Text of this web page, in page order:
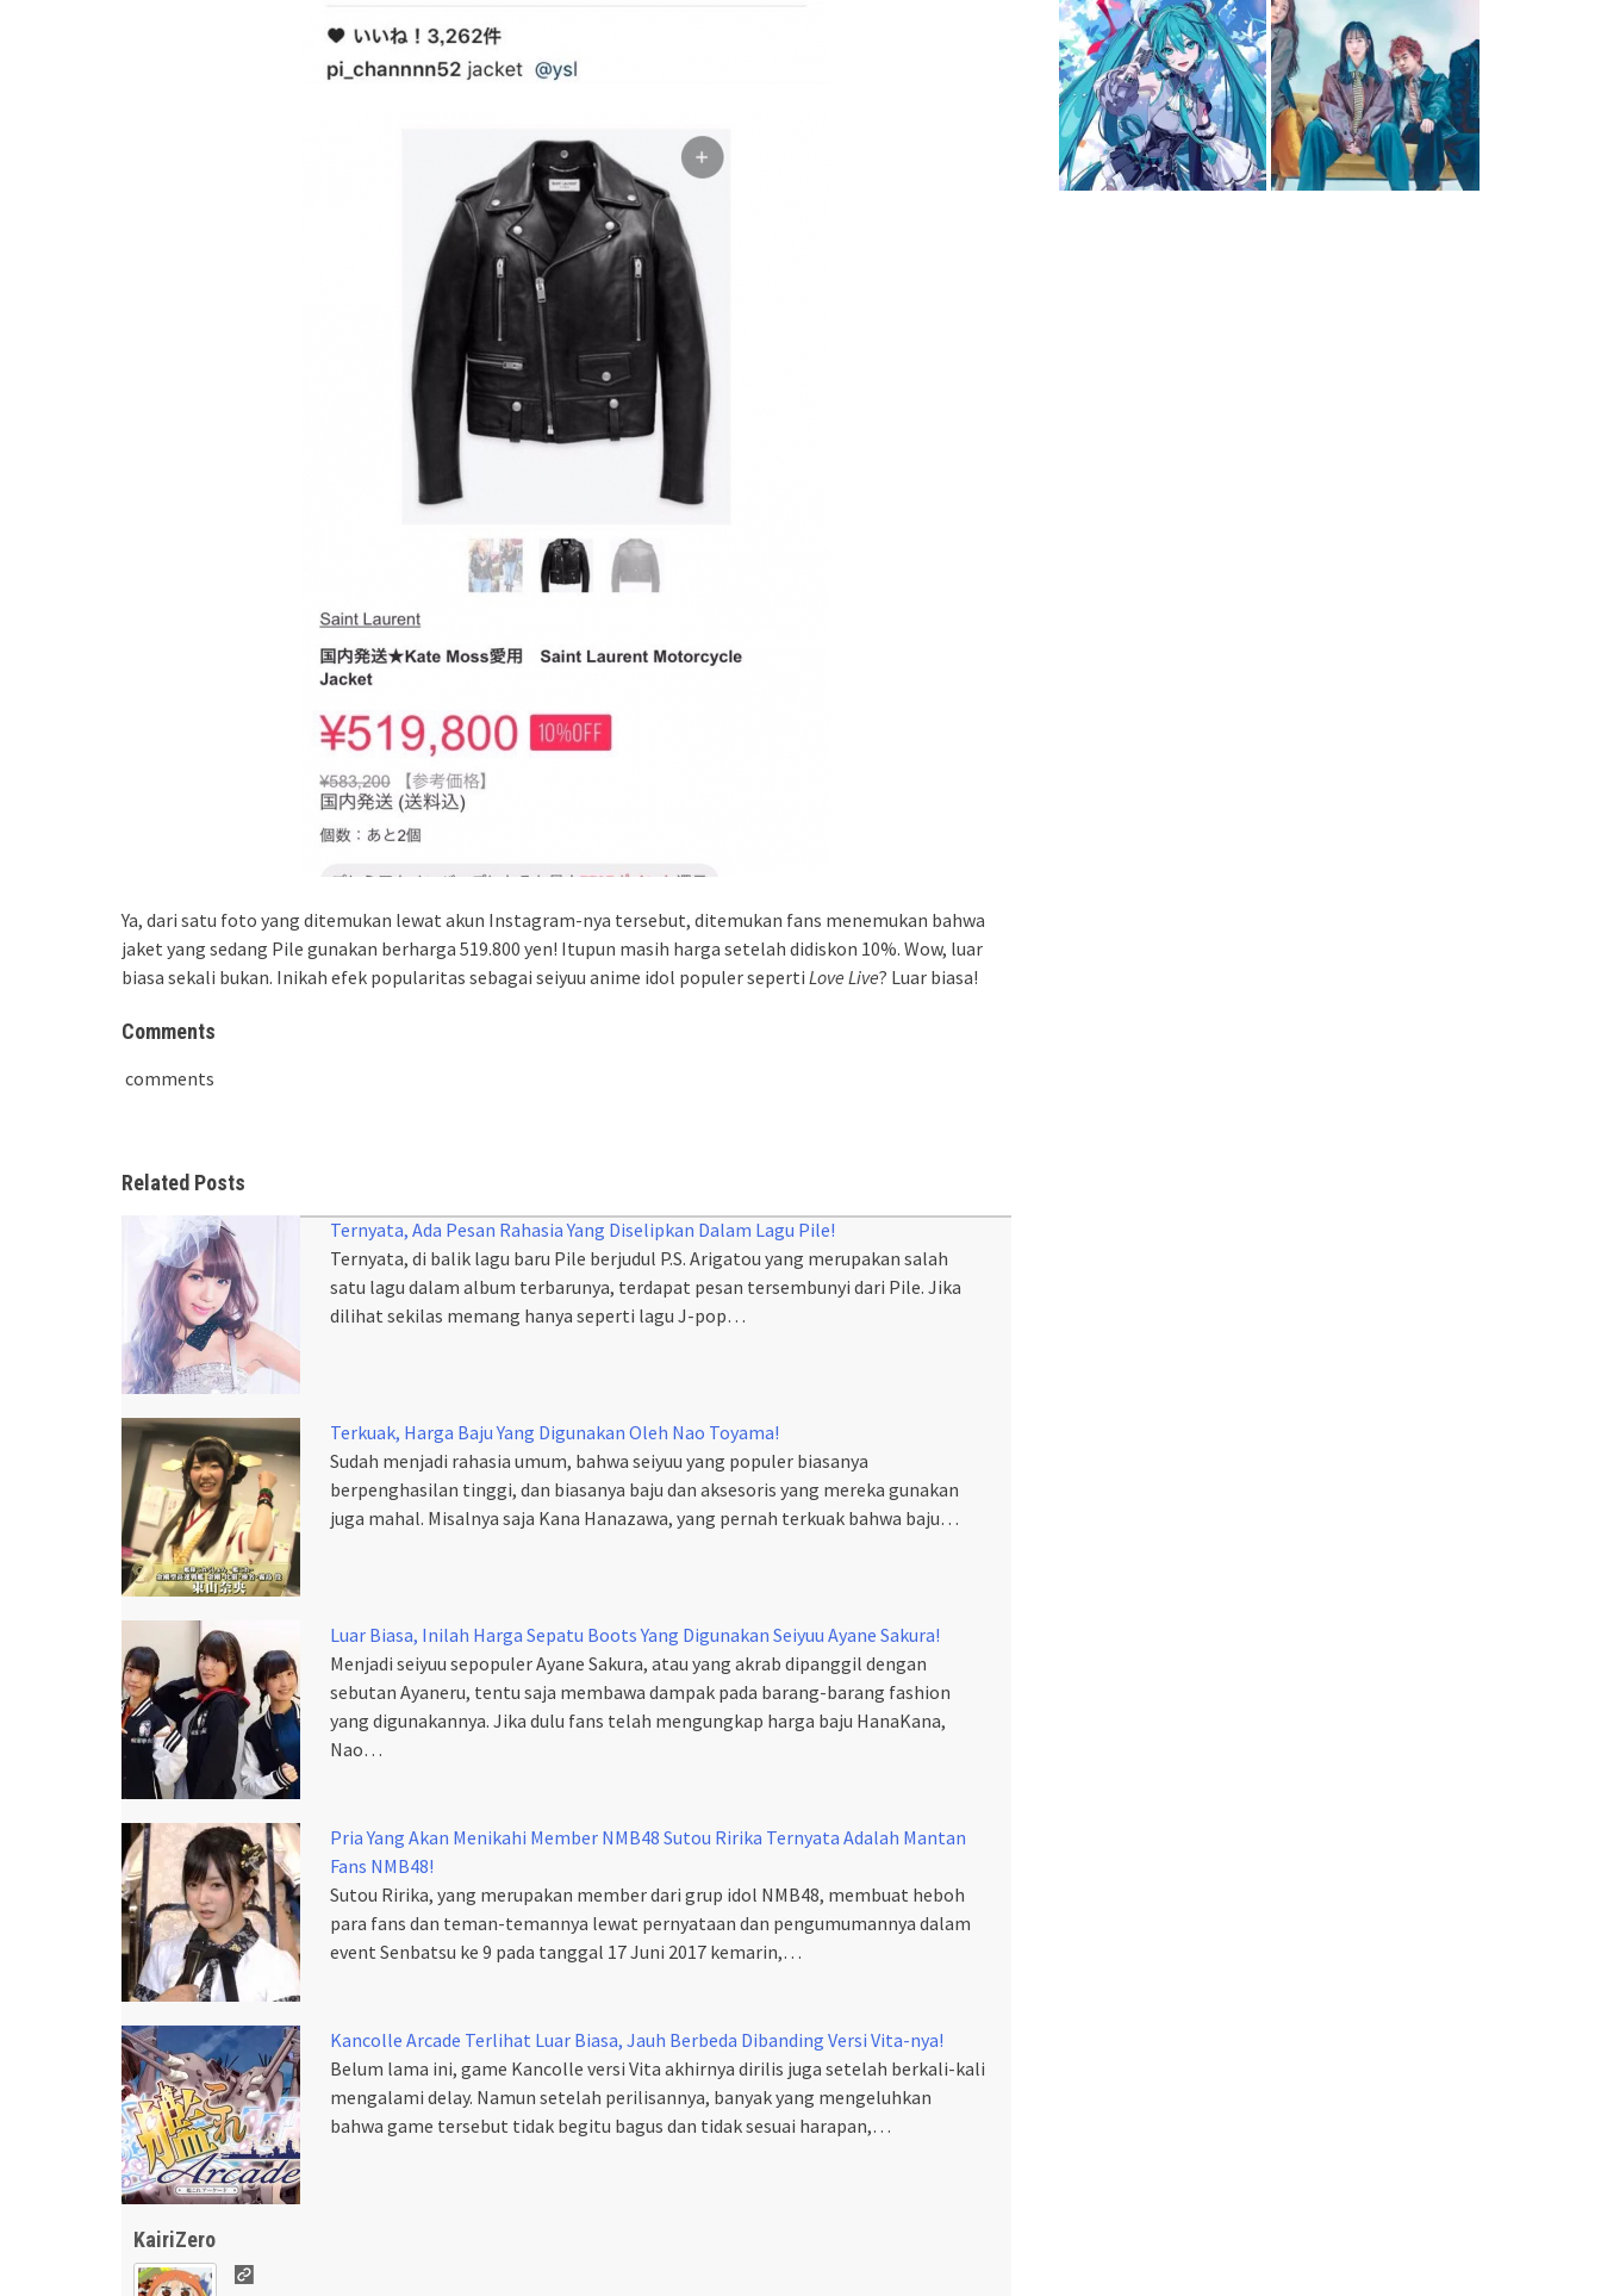
Ya, dari satu foto yang ditemukan lewat akun Instagram-nya tersebut, ditemukan fans menemukan bahwa
jaket yang sedang Pile gunakan berharga 519.800 yen! Itupun masih harga setelah didiskon 10%. Wow, luar
biasa sekali bukan. Inikah efek popularitas sebagai seiyuu anime idol populer seperti Love Live? Luar biasa!
Comments
comments
Related Posts
Ternyata, Ada Pesan Rahasia Yang Diselipkan Dalam Lagu Pile!
Ternyata, di balik lagu baru Pile berjudul P.S. Arigatou yang merupakan salah
satu lagu dalam album terbarunya, terdapat pesan tersembunyi dari Pile. Jika
dilihat sekilas memang hanya seperti lagu J-pop…
Terkuak, Harga Baju Yang Digunakan Oleh Nao Toyama!
Sudah menjadi rahasia umum, bahwa seiyuu yang populer biasanya
berpenghasilan tinggi, dan biasanya baju dan aksesoris yang mereka gunakan
juga mahal. Misalnya saja Kana Hanazawa, yang pernah terkuak bahwa baju…
Luar Biasa, Inilah Harga Sepatu Boots Yang Digunakan Seiyuu Ayane Sakura!
Menjadi seiyuu sepopuler Ayane Sakura, atau yang akrab dipanggil dengan
sebutan Ayaneru, tentu saja membawa dampak pada barang-barang fashion
yang digunakannya. Jika dulu fans telah mengungkap harga baju HanaKana,
Nao…
Pria Yang Akan Menikahi Member NMB48 Sutou Ririka Ternyata Adalah Mantan
Fans NMB48!
Sutou Ririka, yang merupakan member dari grup idol NMB48, membuat heboh
para fans dan teman-temannya lewat pernyataan dan pengumumannya dalam
event Senbatsu ke 9 pada tanggal 17 Juni 2017 kemarin,…
Kancolle Arcade Terlihat Luar Biasa, Jauh Berbeda Dibanding Versi Vita-nya!
Belum lama ini, game Kancolle versi Vita akhirnya dirilis juga setelah berkali-kali
mengalami delay. Namun setelah perilisannya, banyak yang mengeluhkan
bahwa game tersebut tidak begitu bagus dan tidak sesuai harapan,…
KairiZero